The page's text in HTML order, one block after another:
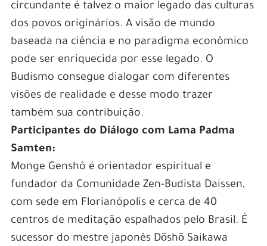
circundante é talvez o maior legado das culturas
dos povos originários. A visão de mundo
baseada na ciência e no paradigma econômico
pode ser enriquecida por esse legado. O
Budismo consegue dialogar com diferentes
visões de realidade e desse modo trazer
também sua contribuição.
Participantes do Diálogo com Lama Padma
Samten:
Monge Genshô é orientador espiritual e
fundador da Comunidade Zen-Budista Daissen,
com sede em Florianópolis e cerca de 40
centros de meditação espalhados pelo Brasil. É
sucessor do mestre japonês Dōshō Saikawa